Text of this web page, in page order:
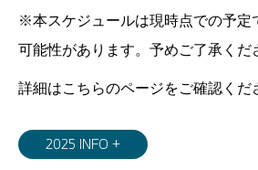
※本スケジュールは現時点での予定
可能性があります。予めご了承くだ
詳細はこちらのページをご確認くだ
2025 INFO +